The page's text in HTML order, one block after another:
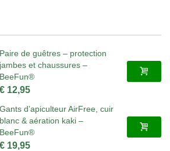
Paire de guêtres – protection
jambes et chaussures –
BeeFun®
€ 12,95
Gants d’apiculteur AirFree, cuir
blanc & aération kaki –
BeeFun®
€ 19,95